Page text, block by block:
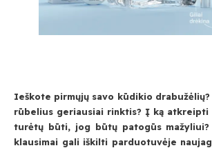
Ieškote pirmųjų savo kūdikio
rūbelius geriausiai rinktis? Į ką atkreipti
turėtų būti, jog būtų patogūs mažyliui?
klausimai gali iškilti parduotuvėje